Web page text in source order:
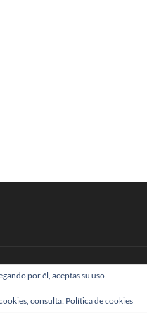
|WordPress| © Todos los derechos
por él, aceptas su uso.
consulta: Política de cookies